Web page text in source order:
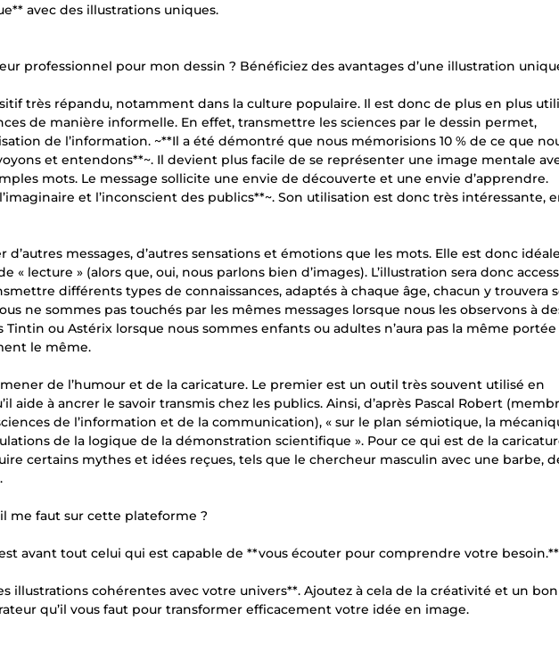
avec des illustrations uniques.
professionnel pour mon dessin ? Bénéficiez des avantages d’une illustration
très répandu, notamment dans la culture populaire. Il est donc de plus en plus
de manière informelle. En effet, transmettre les sciences par le dessin permet,
de l’information. ~**Il a été démontré que nous mémorisions 10 % de ce que
et entendons**~. Il devient plus facile de se représenter une image mentale
mots. Le message sollicite une envie de découverte et une envie d’apprendre.
et l’inconscient des publics**~. Son utilisation est donc très intéressante,
messages, d’autres sensations et émotions que les mots. Elle est donc idéale
« lecture » (alors que, oui, nous parlons bien d’images). L’illustration sera donc
différents types de connaissances, adaptés à chaque âge, chacun y trouvera
ne sommes pas touchés par les mêmes messages lorsque nous les observons à
ou Astérix lorsque nous sommes enfants ou adultes n’aura pas la même
le même.
de l’humour et de la caricature. Le premier est un outil très souvent utilisé en
aide à ancrer le savoir transmis chez les publics. Ainsi, d’après Pascal Robert
de l’information et de la communication), « sur le plan sémiotique, la
de la logique de la démonstration scientifique ». Pour ce qui est de la
certains mythes et idées reçues, tels que le chercheur masculin avec une barbe,
me faut sur cette plateforme ?
avant tout celui qui est capable de **vous écouter pour comprendre votre besoin.**
illustrations cohérentes avec votre univers**. Ajoutez à cela de la créativité et un
qu’il vous faut pour transformer efficacement votre idée en image.